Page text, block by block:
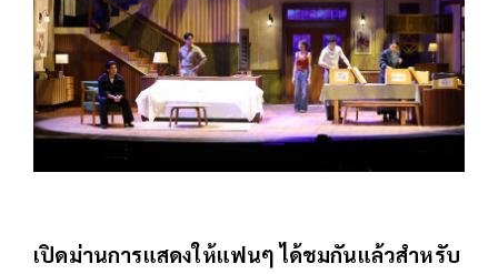
เปิดม่านการแสดงให้แฟนๆ ได้ชมกันแล้วสำหรับ